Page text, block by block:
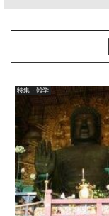
特集・雑学